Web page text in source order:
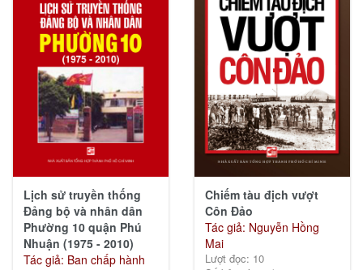
Lịch sử truyền thống
Đảng bộ và nhân dân
Phường 10 quận Phú
Nhuận (1975 - 2010)
Tác giả: Ban chấp hành
Chiếm tàu địch vượt
Côn Đảo
Tác giả: Nguyễn Hồng
Mai
Lượt đọc: 10